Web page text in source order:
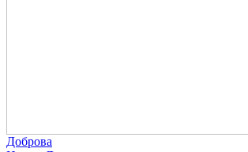
Доброва